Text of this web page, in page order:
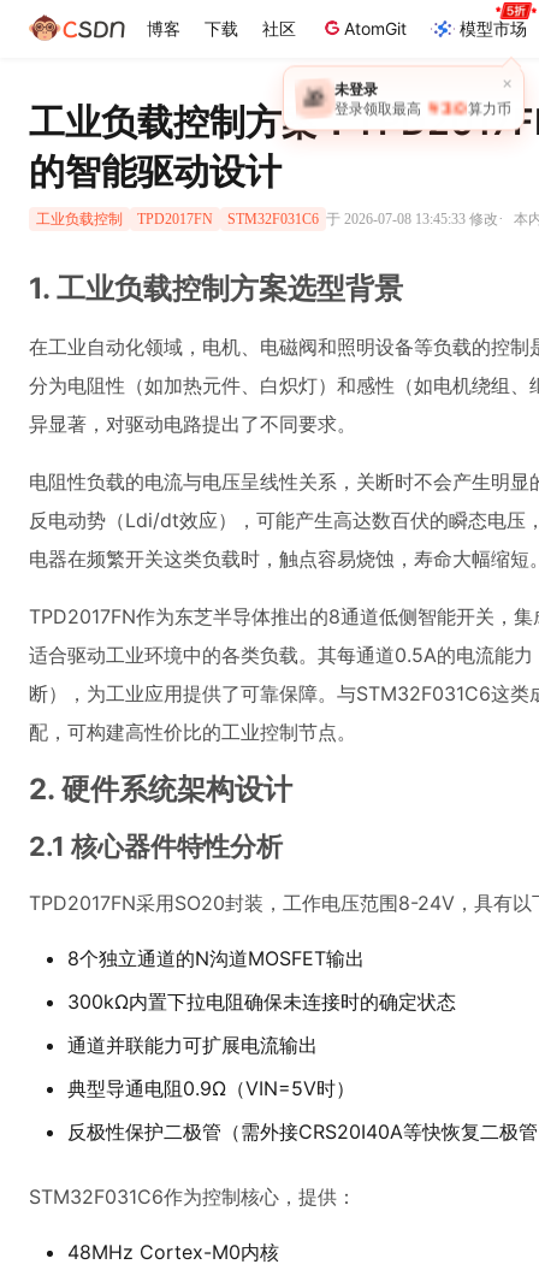
博客 下载 社区 AtomGit 模型市场
×
🎁 未登录
登录领取最高 ￥30 算力币
工业负载控制方案：
的智能驱动设计
工业负载控制 TPD2017FN STM32F031C6 于 2026-07-08 13:45:33 修改· 本
1. 工业负载控制方案选型背景
在工业自动化领域，电机、电磁阀和照明设备等负载的控
分为电阻性（如加热元件、白炽灯）和感性（如电机绕组
异显著，对驱动电路提出了不同要求。
电阻性负载的电流与电压呈线性关系，关断时不会产生明
反电动势（Ldi/dt效应），可能产生高达数百伏的瞬态电压
电器在频繁开关这类负载时，触点容易烧蚀，寿命大幅缩短
TPD2017FN作为东芝半导体推出的8通道低侧智能开关，
适合驱动工业环境中的各类负载。其每通道0.5A的电流能
断），为工业应用提供了可靠保障。与STM32F031C6这
配，可构建高性价比的工业控制节点。
2. 硬件系统架构设计
2.1 核心器件特性分析
TPD2017FN采用SO20封装，工作电压范围8-24V，具有以
8个独立通道的N沟道MOSFET输出
300kΩ内置下拉电阻确保未连接时的确定状态
通道并联能力可扩展电流输出
典型导通电阻0.9Ω（VIN=5V时）
反极性保护二极管（需外接CRS20I40A等快恢复二极
STM32F031C6作为控制核心，提供：
48MHz Cortex-M0内核